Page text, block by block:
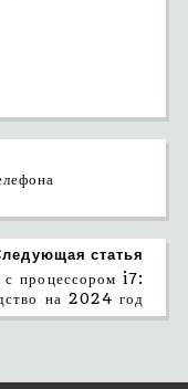
статья
с процессором i7:
на 2024 год